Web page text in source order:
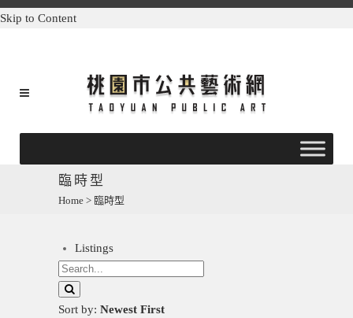
Skip to Content
臨時型
Home > 臨時型
Listings
Sort by: Newest First